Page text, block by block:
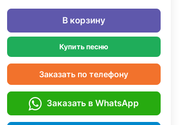
В корзину
Купить песню
Заказать по телефону
Заказать в WhatsApp